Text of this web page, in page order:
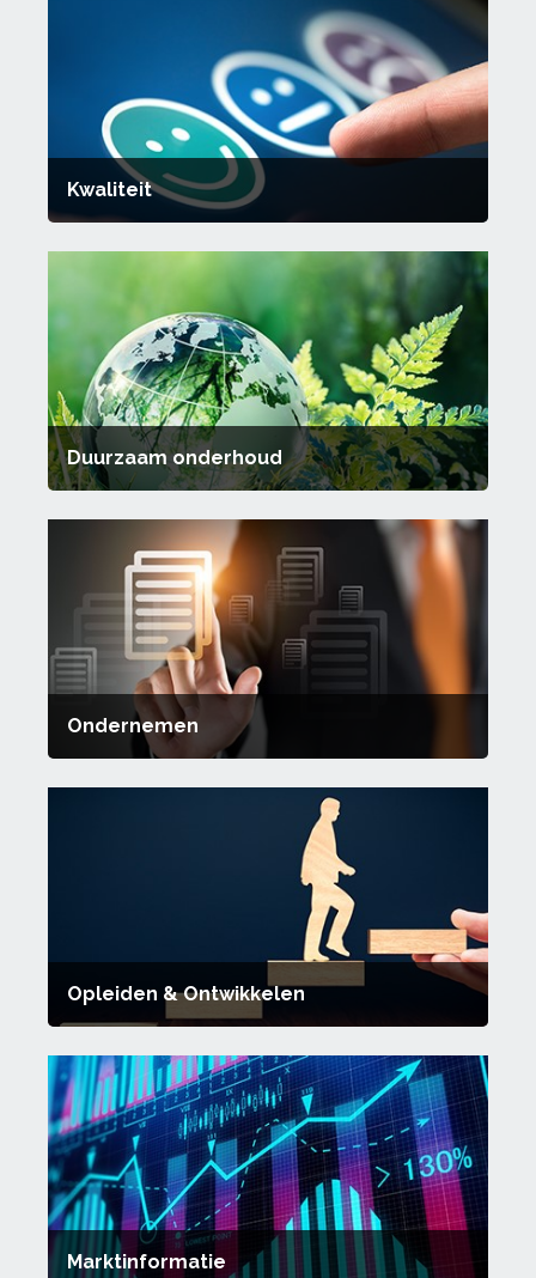
Kwaliteit
Duurzaam onderhoud
Ondernemen
Opleiden & Ontwikkelen
Marktinformatie